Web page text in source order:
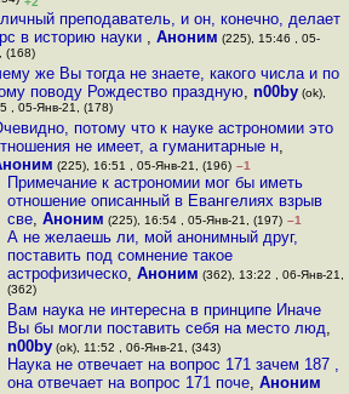
преподаватель, и он, конечно, делает
в историю науки , Аноним (225), 15:46 , 05-
(168)
же Вы тогда не знаете, какого числа и по
поводу Рождество праздную,n00by (ok),
, 05-Янв-21, (178)
потому что к науке астрономии это
не имеет, а гуманитарные н,
(225), 16:51 , 05-Янв-21, (196) –1
Примечание к астрономии мог бы иметь
отношение описанный в Евангелиях взрыв
све, Аноним (225), 16:54 , 05-Янв-21, (197) –1
А не желаешь ли, мой анонимный друг,
поставить под сомнение такое
астрофизическо, Аноним (362), 13:22 , 06-Янв-21,
(362)
Вам наука не интересна в принципе Иначе
Вы бы могли поставить себя на место люд,
n00by(ok), 11:52 , 06-Янв-21, (343)
Наука не отвечает на вопрос 171 зачем 187 ,
она отвечает на вопрос 171 поче, Аноним